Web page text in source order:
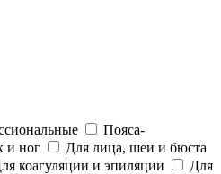
Пояса-
и ног
Для лица, шеи и бюста
коагуляции и эпиляции
Для